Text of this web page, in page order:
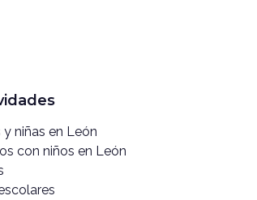
y niñas en León
con niños en León